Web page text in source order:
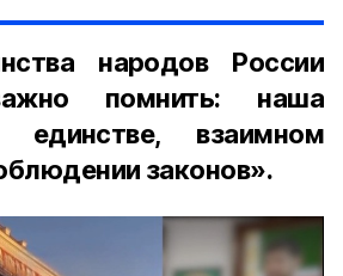
народов России
помнить: наша
взаимном
законов».